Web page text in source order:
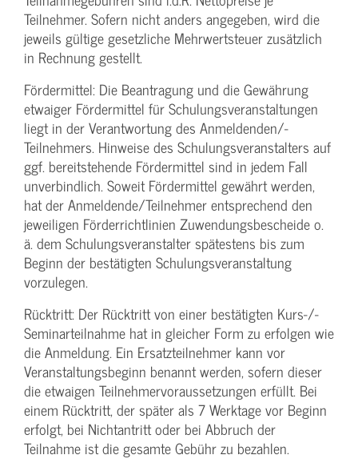
Teilnehmer. Sofern nicht anders angegeben, wird die
jeweils gültige gesetzliche Mehrwertsteuer zusätzlich
in Rechnung gestellt.
Fördermittel: Die Beantragung und die Gewährung
etwaiger Fördermittel für Schulungs­veranstaltungen
liegt in der Verantwortung des Anmeldenden/­
Teilnehmers. Hinweise des Schulungs­veranstalters auf
ggf. bereitstehende Fördermittel sind in jedem Fall
unverbindlich. Soweit Fördermittel gewährt werden,
hat der Anmeldende/­Teilnehmer entsprechend den
jeweiligen Förderrichtlinien Zuwendungs­bescheide o.
ä. dem Schulungs­veranstalter spätestens bis zum
Beginn der bestätigten Schulungs­veranstaltung
vorzulegen.
Rücktritt: Der Rücktritt von einer bestätigten Kurs-/­
Seminarteilnahme hat in gleicher Form zu erfolgen wie
die Anmeldung. Ein Ersatzteilnehmer kann vor
Veranstaltungs­beginn benannt werden, sofern dieser
die etwaigen Teilnehmer­voraussetzungen erfüllt. Bei
einem Rücktritt, der später als 7 Werktage vor Beginn
erfolgt, bei Nichtantritt oder bei Abbruch der
Teilnahme ist die gesamte Gebühr zu bezahlen.